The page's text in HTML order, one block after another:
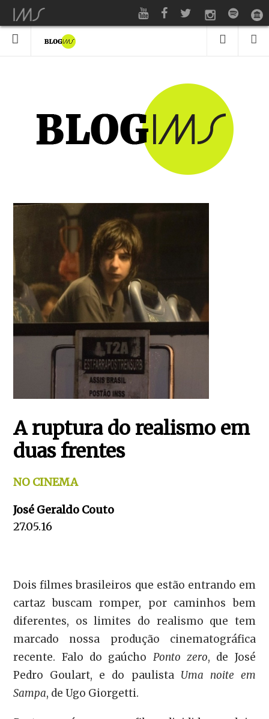
A ruptura do realismo em
duas frentes
NO CINEMA
José Geraldo Couto
27.05.16
Dois filmes brasileiros que estão entrando em
cartaz buscam romper, por caminhos bem
diferentes, os limites do realismo que tem
marcado nossa produção cinematográfica
recente. Falo do gaúcho Ponto zero, de José
Pedro Goulart, e do paulista Uma noite em
Sampa, de Ugo Giorgetti.